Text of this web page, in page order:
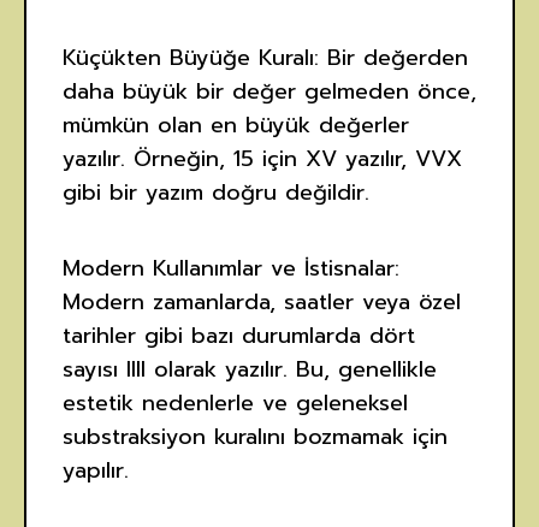
Küçükten Büyüğe Kuralı: Bir değerden
daha büyük bir değer gelmeden önce,
mümkün olan en büyük değerler
yazılır. Örneğin, 15 için XV yazılır, VVX
gibi bir yazım doğru değildir.
Modern Kullanımlar ve İstisnalar:
Modern zamanlarda, saatler veya özel
tarihler gibi bazı durumlarda dört
sayısı IIII olarak yazılır. Bu, genellikle
estetik nedenlerle ve geleneksel
substraksiyon kuralını bozmamak için
yapılır.